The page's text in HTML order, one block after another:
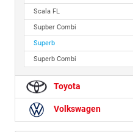
Scala FL
Supber Combi
Superb
Superb Combi
Toyota
Volkswagen